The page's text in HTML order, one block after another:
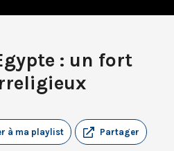
: un fort
Partager
à ma playlist